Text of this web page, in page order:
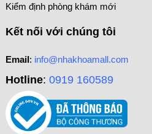
Kiểm định phòng khám mới
Kết nối với chúng tôi
Email: info@nhakhoamall.com
Hotline: 0919 160589